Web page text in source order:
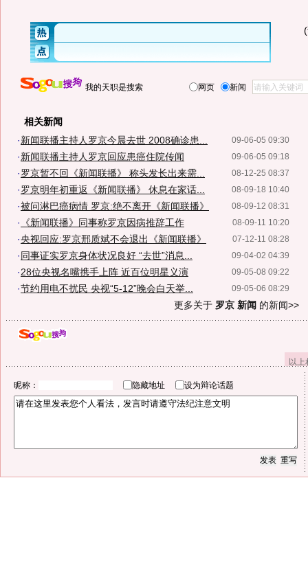
我的天职是搜索 网页 新闻
相关新闻
09-06-05 09:30
·新闻联播主持人罗京今晨去世 2008确诊患...
09-06-05 09:18
·新闻联播主持人罗京回应患癌住院传闻
08-12-25 08:37
·罗京暂不回《新闻联播》 称头发长出来需...
08-09-18 10:40
·罗京明年初重返《新闻联播》 休息在家话...
08-09-12 08:31
·被问淋巴癌病情 罗京:绝不离开《新闻联播》
08-09-11 10:20
· 《新闻联播》同事称罗京因病推辞工作
07-12-11 08:28
·央视回应:罗京邢质斌不会退出《新闻联播》
09-04-02 04:39
·同事证实罗京身体状况良好 “去世”消息...
09-05-08 09:22
·28位央视名嘴携手上阵 近百位明星义演
09-05-06 08:29
·节约用电不扰民 央视“5-12”晚会白天举...
更多关于 罗京 新闻 的新闻>>
以
昵称： 隐藏地址 设为辩论话题